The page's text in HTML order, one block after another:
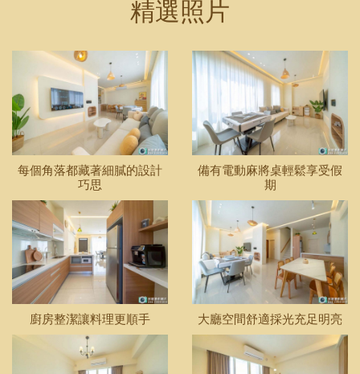
精選照片
每個角落都藏著細膩的設計
巧思
備有電動麻將桌輕鬆享受假
期
廚房整潔讓料理更順手 大廳空間舒適採光充足明亮